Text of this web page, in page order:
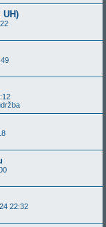
22:32